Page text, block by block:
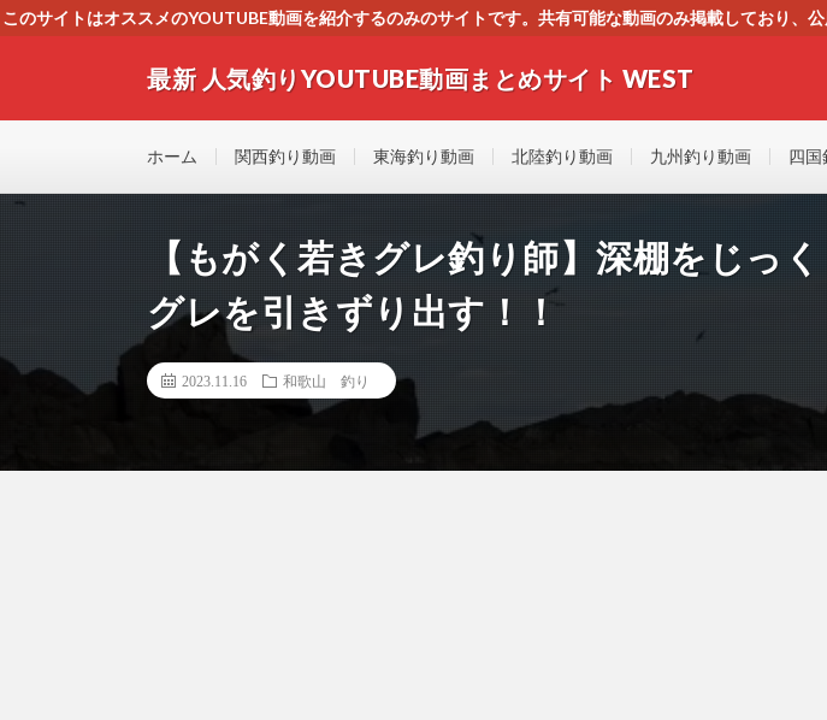
このサイトはオススメのYOUTUBE動画を紹介するのみのサイトです。共有可能な動画のみ掲載しており
最新 人気釣りYOUTUBE動画まとめサイト WEST
す！！
ホーム 関西釣り動画 東海釣り動画 北陸釣り動画 九州釣り動画 四国
【もがく若きグレ釣り師】深棚をじっ
グレを引きずり出す！！
2023.11.16 和歌山 釣り